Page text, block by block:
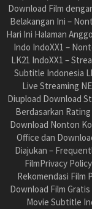
Download Film
Belakangan Ini –
Hari Ini Halaman
Indo IndoXX1 –
LK21 IndoXX1 –
Subtitle Indonesia
Live Streaming
Diupload Download
Berdasarkan
Download Nonton
Office dan
Diajukan –
FilmPrivacy
Rekomendasi Film
Download Film
Movie Subtitle